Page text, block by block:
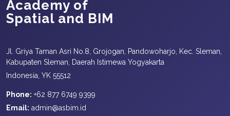
Academy of
Spatial and BIM
Jl. Griya Taman Asri No.8, Grojogan, Pandowoharjo, Kec. Sleman,
Kabupaten Sleman, Daerah Istimewa Yogyakarta
Indonesia, YK 55512
Phone: +62 877 6749 9399
Email: admin@asbim.id